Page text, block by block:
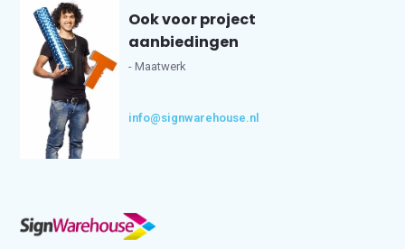
Ook voor project
aanbiedingen
- Maatwerk
info@signwarehouse.nl